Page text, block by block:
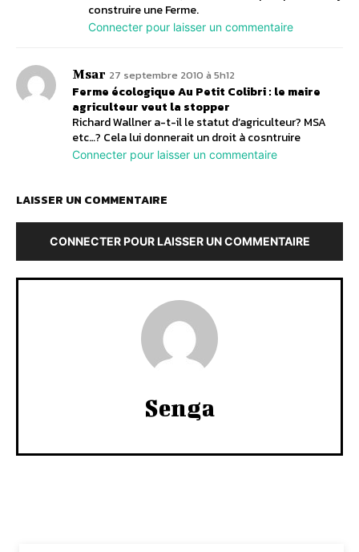
construire une Ferme.
Connecter pour laisser un commentaire
Msar 27 septembre 2010 à 5h12
Ferme écologique Au Petit Colibri : le maire
agriculteur veut la stopper
Richard Wallner a-t-il le statut d’agriculteur? MSA
etc…? Cela lui donnerait un droit à cosntruire
Connecter pour laisser un commentaire
LAISSER UN COMMENTAIRE
CONNECTER POUR LAISSER UN COMMENTAIRE
Senga